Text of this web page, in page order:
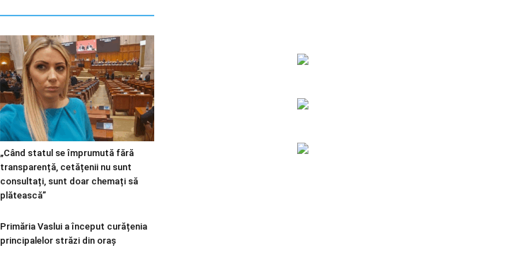
„Când statul se împrumută fără
transparență, cetățenii nu sunt
consultați, sunt doar chemați să
plătească”
Primăria Vaslui a început curățenia
principalelor străzi din oraș